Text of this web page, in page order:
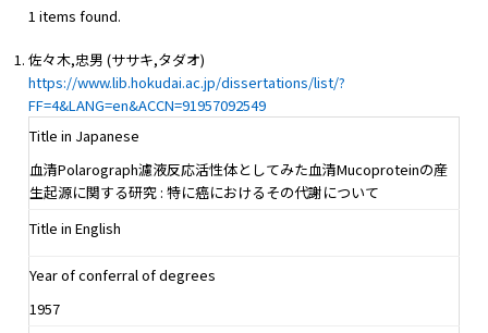
1 items found.
佐々木,忠男 (ササキ,タダオ)
https://www.lib.hokudai.ac.jp/dissertations/list/?
FF=4&LANG=en&ACCN=91957092549
Title in Japanese
血清Polarograph濾液反応活性体としてみた血清Mucoproteinの産
生起源に関する研究 : 特に癌におけるその代謝について
Title in English
Year of conferral of degrees
1957